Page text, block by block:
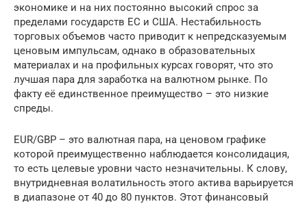
экономике и на них постоянно высокий спрос за
пределами государств ЕС и США. Нестабильность
торговых объемов часто приводит к непредсказуемым
ценовым импульсам, однако в образовательных
материалах и на профильных курсах говорят, что это
лучшая пара для заработка на валютном рынке. По
факту её единственное преимущество – это низкие
спреды.
EUR/GBP – это валютная пара, на ценовом графике
которой преимущественно наблюдается консолидация,
то есть целевые уровни часто незначительны. К слову,
внутридневная волатильность этого актива варьируется
в диапазоне от 40 до 80 пунктов. Этот финансовый